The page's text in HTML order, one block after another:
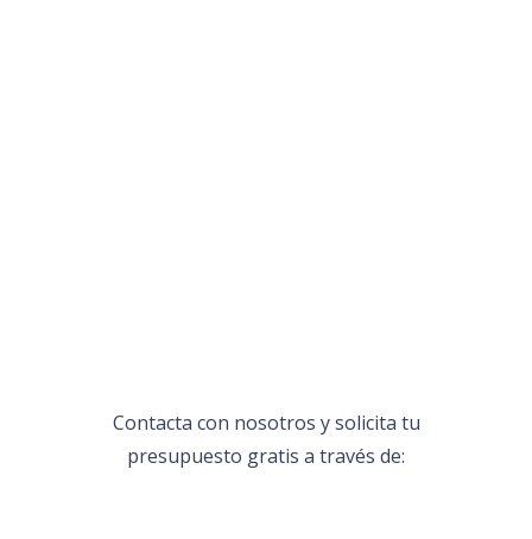
Contacta con nosotros y solicita tu
presupuesto gratis a través de: